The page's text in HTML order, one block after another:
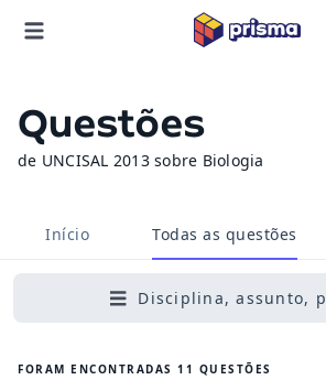
Questões
de UNCISAL 2013 sobre Biologia
Início Todas as questões
Disciplina, assunto,
FORAM ENCONTRADAS 11 QUESTÕES